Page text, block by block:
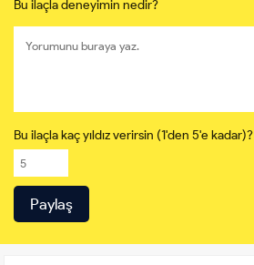
Bu ilaçla deneyimin nedir?
Bu ilaçla kaç yıldız verirsin (1'den 5'e kadar)?